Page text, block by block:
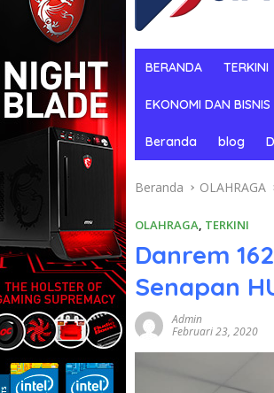
BERANDA TERKINI
EKONOMI DAN BISNIS
Beranda blog
Beranda OLAHRAGA
OLAHRAGA, TERKINI
Danrem
Senapan
Admin
Februari 23, 2020